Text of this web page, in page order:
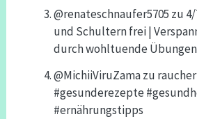
@renateschnaufer5705 zu
und Schultern frei |
durch wohltuende
@MichiiViruZamazu
#gesunderezepte
#ernährungstipps